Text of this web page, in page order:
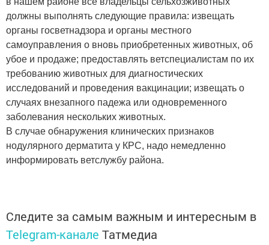
должны выполнять следующие правила: извещать
органы госветнадзора и органы местного
самоуправления о вновь приобретенных животных, об
убое и продаже; предоставлять ветспециалистам по их
требованию животных для диагностических
исследований и проведения вакцинации; извещать о
случаях внезапного падежа или одновременного
заболевания нескольких животных.
В случае обнаружения клинических признаков
нодулярного дерматита у КРС, надо немедленно
информировать ветслужбу района.
Следите за самым важным и интересным в
Telegram-канале Татмедиа